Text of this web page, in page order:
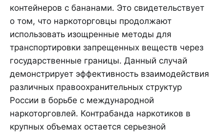
контейнеров с бананами. Это свидетельствует
о том, что наркоторговцы продолжают
использовать изощренные методы для
транспортировки запрещенных веществ через
государственные границы. Данный случай
демонстрирует эффективность взаимодействия
различных правоохранительных структур
России в борьбе с международной
наркоторговлей. Контрабанда наркотиков в
крупных объемах остается серьезной